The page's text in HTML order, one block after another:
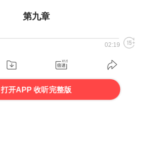
第九章
02:19
打开APP 收听完整版